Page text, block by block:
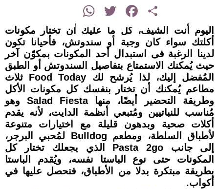
Share
Facebook
Twitter
WhatsApp
اليوم أنت الشيف، كل ما عليك أن تختار مكونات
أكلتك سواء كان وجبة أو سندوتش، فأحيانا تكون
لدينا الرغبة فى استبدال أحد المكونات بمكوّن آخر
حيث يُمكنك الاستمتاع بتفاصيل السندوتش أو الطبق
المُفضل إليك، لذا يُرشح لك Food Today ثلاث
مطاعم يُمكنك أن تختار بنفسك كل مكونات الأكل
وطريقة التحضير أيضًا، منها Salad Fiesta وهو
مُناسب للنباتيين ومُتبعي أنظمة الدايت، لأنه يقدم
أكلات صحية وبدهون قليلة مع اختيارات متنوعة
لأطباق السلطة، ومطعم Bulldog لمُحبي البرجر،
إلى جانب Pasta 2go الذي يجعلك تختار كل
المكونات حتى نوع الباستا نفسه، ويُقدم الباستا
بطريقة مبتكرة بدلا من الأطباق، فتحصل عليها في
أكواب.